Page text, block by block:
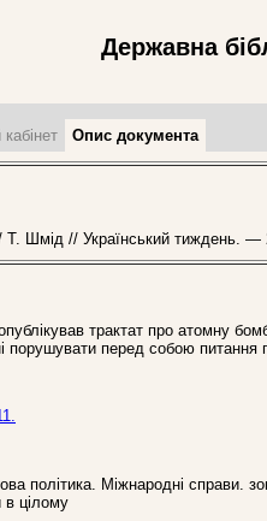
Державна
Опис документа
Т. Шмід // Український
трактат про атомну
порушувати перед собою
політика. Міжнародні справи.
в цілому